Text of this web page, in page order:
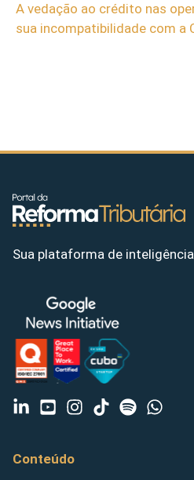
A vedação ao crédito nas
sua incompatibilidade com a
Sua plataforma de
Conteúdo